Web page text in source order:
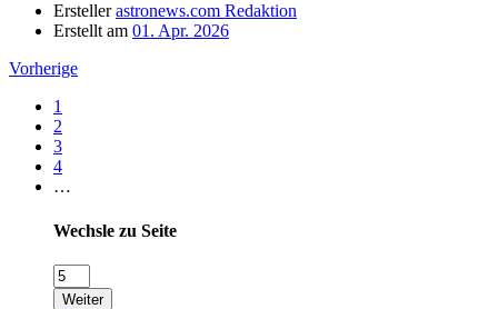
Ersteller astronews.com Redaktion
Erstellt am 01. Apr. 2026
Vorherige
1
2
3
4
…
Wechsle zu Seite
Weiter